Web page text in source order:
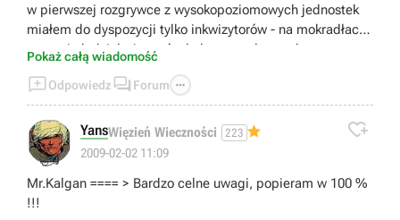
w pierwszej rozgrywce z wysokopoziomowych jednostek
miałem do dyspozycji tylko inkwizytorów - na mokradłach,
to w tej obok inkwizytorów były szczupłe zasoby rycerzy
(mokradła i Wyspy). Nawet Zamek Króla Marka róznicuje
zasoby. Pisanie w poradniku "od tej chwili będziesz mógł
tu nabywać cyklopy" jest bez sensu, równie dobrze bedą
tam cyklopy jak olbrzymy albo Wilki Morskie. I to jest urok
tej gry. Szkoda, że gra nie losuje lokacji jak Diablo, ale i
tak jest fajnie.
Pokaż całą wiadomość
Odpowiedz  Forum 
👍
YansWięzień Wieczności 223
2009-02-02 11:09

Mr.Kalgan ==== > Bardzo celne uwagi, popieram w 100 %
!!!